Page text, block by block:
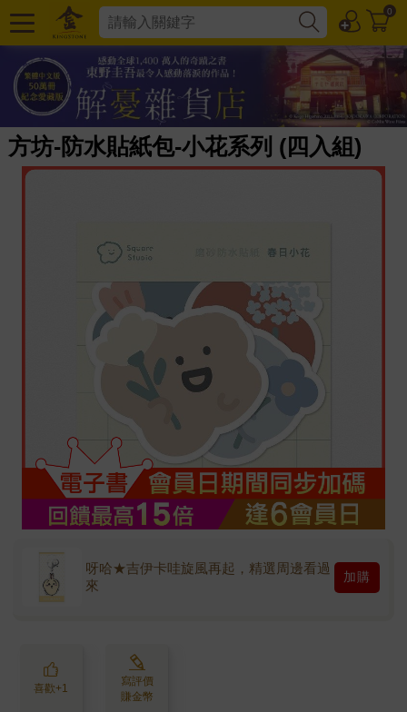
0
方坊-防水貼紙包-小花系列 (四入組)
呀哈★吉伊卡哇旋風再起，精選周邊看過
來
加購
喜歡+1
寫評價
賺金幣